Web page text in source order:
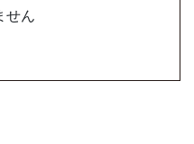
せん